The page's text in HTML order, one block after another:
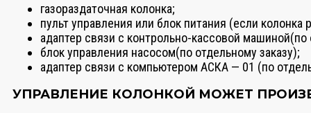
газораздаточная колонка;
пульт управления или блок питания (если
адаптер связи с контрольно-кассовой машиной(по
блок управления насосом(по отдельному заказу);
адаптер связи с компьютером АСКА — 01 (по
УПРАВЛЕНИЕ КОЛОНКОЙ МОЖЕТ